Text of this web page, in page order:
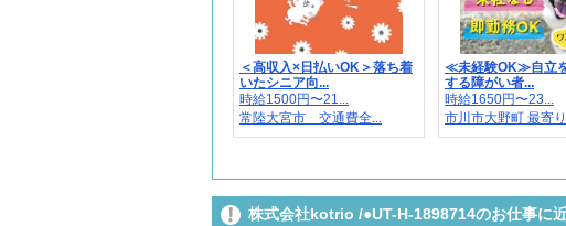
＜高収入×日払いOK＞落ち着
いたシニア向...
時給1500円〜21...
常陸大宮市 交通費全...
≪未経験OK≫自立
する障がい者...
時給1650円〜23...
市川市大野町 最寄
株式会社kotrio /●UT-H-1898714のお仕事に